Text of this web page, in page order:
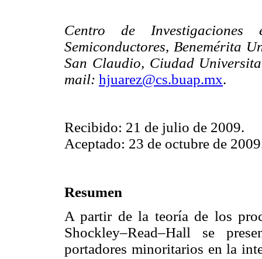
Centro de Investigaciones
Semiconductores, Benemérita
San Claudio, Ciudad
mail: hjuarez@cs.buap.mx.
Recibido: 21 de julio de 2009.
Aceptado: 23 de octubre de
Resumen
A partir de la teoría de los
Shockley–Read–Hall se
portadores minoritarios en la